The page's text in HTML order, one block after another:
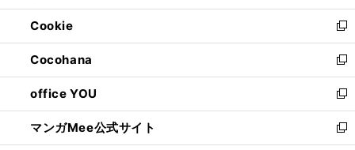
開
く
ウ
で
開
く
ン
ド
ウ
で
開
く
ウ
ィ
ン
ド
ウ
で
開
く
Cookie
新
し
い
ウ
ィ
ン
ド
ウ
Cocohana
新
し
い
ウ
ィ
ン
office YOU
新
し
い
ウ
マンガMee公式サイト
新